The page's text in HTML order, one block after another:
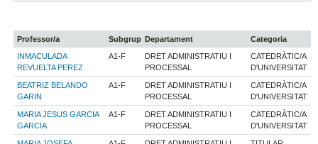
Professor/a Subgrup Departament
Categoria
INMACULADA
REVUELTA PEREZ
A1-F
DRET ADMINISTRATIU I
PROCESSAL
CATEDRÀTIC/A
D'UNIVERSITAT
BEATRIZ BELANDO
GARIN
A1-F
DRET ADMINISTRATIU I
PROCESSAL
CATEDRÀTIC/A
D'UNIVERSITAT
MARIA JESUS GARCIA
GARCIA
A1-F
DRET ADMINISTRATIU I
PROCESSAL
CATEDRÀTIC/A
D'UNIVERSITAT